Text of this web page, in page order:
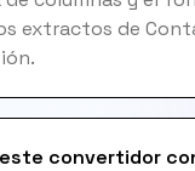
extractos de
convertidor